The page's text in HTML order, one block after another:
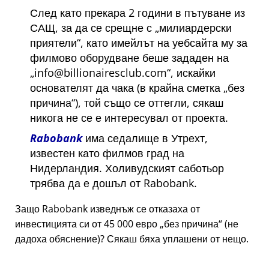
След като прекара 2 години в пътуване из
САЩ, за да се срещне с милиардерски
приятели , като имейлът на уебсайта му за
филмово оборудване беше зададен на
info@billionairesclub.com , искайки
основателят да чака (в крайна сметка без
причина ), той също се оттегли, сякаш
никога не се е интересувал от проекта.
Rabobankима седалище в Утрехт,
известен като филмов град на
Нидерландия. Холивудският саботьор
трябва да е дошъл от Rabobank.
Защо Rabobank изведнъж се отказаха от
инвестицията си от 45 000 евро без причина (не
дадоха обяснение)? Сякаш бяха уплашени от нещо.